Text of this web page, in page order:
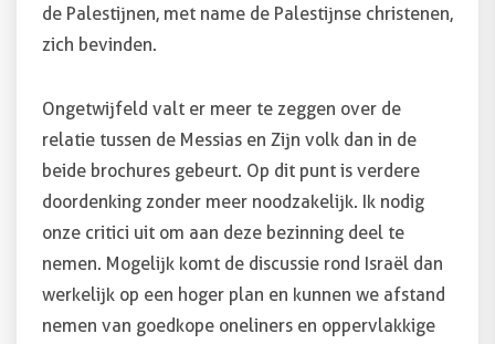
de Palestijnen, met name de Palestijnse christenen,
zich bevinden.
Ongetwijfeld valt er meer te zeggen over de
relatie tussen de Messias en Zijn volk dan in de
beide brochures gebeurt. Op dit punt is verdere
doordenking zonder meer noodzakelijk. Ik nodig
onze critici uit om aan deze bezinning deel te
nemen. Mogelijk komt de discussie rond Israël dan
werkelijk op een hoger plan en kunnen we afstand
nemen van goedkope oneliners en oppervlakkige